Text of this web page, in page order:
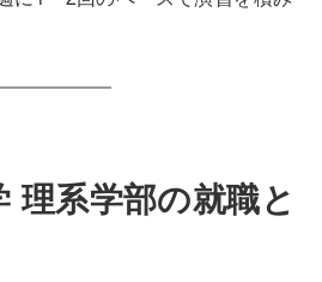
理系学部の就職と